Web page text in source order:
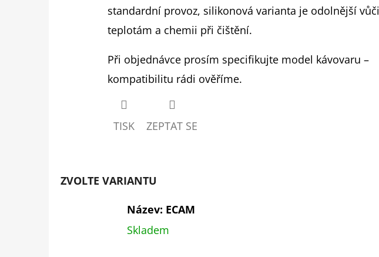
standardní provoz, silikonová varianta je odolnější vůči
teplotám a chemii při čištění.
Při objednávce prosím specifikujte model kávovaru –
kompatibilitu rádi ověříme.
TISK ZEPTAT SE
ZVOLTE VARIANTU
Název: ECAM
Skladem